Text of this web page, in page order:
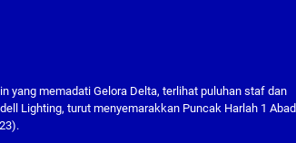
yang memadati Gelora Delta, terlihat puluhan staf dan
Lighting, turut menyemarakkan Puncak Harlah 1 Abad